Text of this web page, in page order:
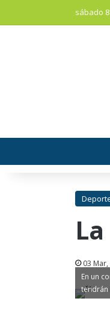
sábado
03
En un
tendrán